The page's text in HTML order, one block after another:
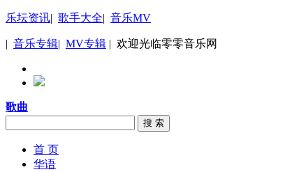
乐坛资讯| 歌手大全| 音乐MV
| 音乐专辑| MV专辑 | 欢迎光临零零音乐网
歌曲
搜 索
首 页
华语